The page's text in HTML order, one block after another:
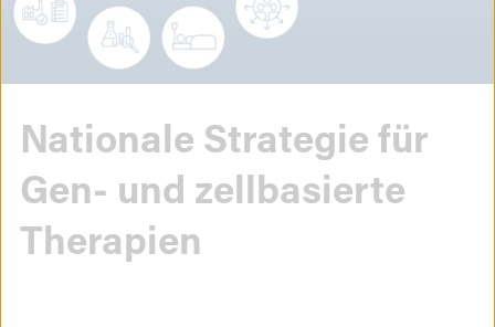
Nationale Strategie für
Gen- und zellbasierte
Therapien